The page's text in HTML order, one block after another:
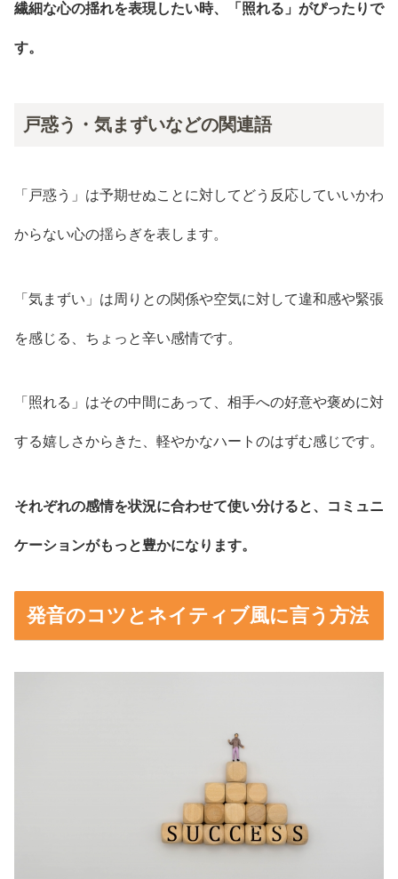
繊細な心の揺れを表現したい時、「照れる」がぴったりで
す。
戸惑う・気まずいなどの関連語
「戸惑う」は予期せぬことに対してどう反応していいかわ
からない心の揺らぎを表します。
「気まずい」は周りとの関係や空気に対して違和感や緊張
を感じる、ちょっと辛い感情です。
「照れる」はその中間にあって、相手への好意や褒めに対
する嬉しさからきた、軽やかなハートのはずむ感じです。
それぞれの感情を状況に合わせて使い分けると、コミュニ
ケーションがもっと豊かになります。
発音のコツとネイティブ風に言う方法